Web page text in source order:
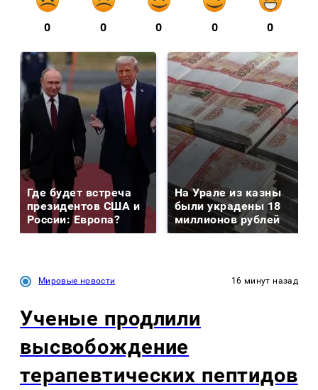
0 0 0 0 0
Где будет встреча
президентов США и
России: Европа?
На Урале из казны
были украдены 18
миллионов рублей
Мировые новости 16 минут назад
Ученые продлили
высвобождение
терапевтических пептидов